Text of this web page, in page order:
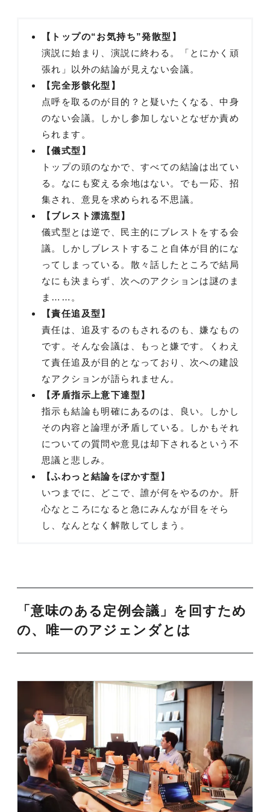
【トップの“お気持ち”発散型】
演説に始まり、演説に終わる。「とにかく頑
張れ」以外の結論が見えない会議。
【完全形骸化型】
点呼を取るのが目的？と疑いたくなる、中身
のない会議。しかし参加しないとなぜか責め
られます。
【儀式型】
トップの頭のなかで、すべての結論は出てい
る。なにも変える余地はない。でも一応、招
集され、意見を求められる不思議。
【ブレスト漂流型】
儀式型とは逆で、民主的にブレストをする会
議。しかしブレストすること自体が目的にな
ってしまっている。散々話したところで結局
なにも決まらず、次へのアクションは謎のま
ま……。
【責任追及型】
責任は、追及するのもされるのも、嫌なもの
です。そんな会議は、もっと嫌です。くわえ
て責任追及が目的となっており、次への建設
なアクションが語られません。
【矛盾指示上意下達型】
指示も結論も明確にあるのは、良い。しかし
その内容と論理が矛盾している。しかもそれ
についての質問や意見は却下されるという不
思議と悲しみ。
【ふわっと結論をぼかす型】
いつまでに、どこで、誰が何をやるのか。肝
心なところになると急にみんなが目をそら
し、なんとなく解散してしまう。
「意味のある定例会議」を回すため
の、唯一のアジェンダとは